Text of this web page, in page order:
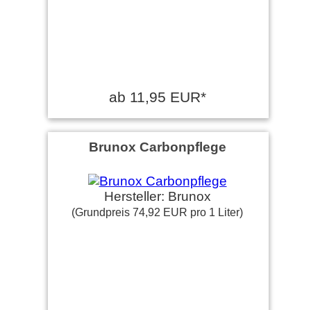
ab 11,95 EUR*
Brunox Carbonpflege
Hersteller: Brunox
(Grundpreis 74,92 EUR pro 1 Liter)